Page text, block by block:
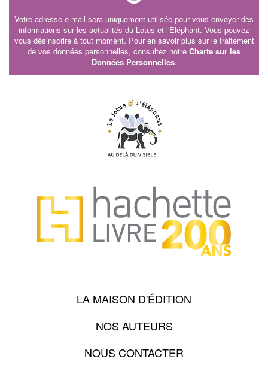
Votre adresse e-mail sera uniquement utilisée pour vous envoyer des
informations sur les actualités du Lotus et l'Eléphant. Vous pouvez
vous désinscrire à tout moment. Pour en savoir plus sur le traitement
de vos données personnelles, consultez notre Charte sur les
Données Personnelles.
LA MAISON D'ÉDITION
NOS AUTEURS
NOUS CONTACTER